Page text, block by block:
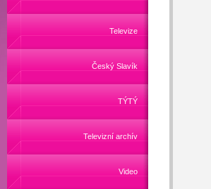
Televize
Český Slavík
TÝTÝ
Televizní archív
Video